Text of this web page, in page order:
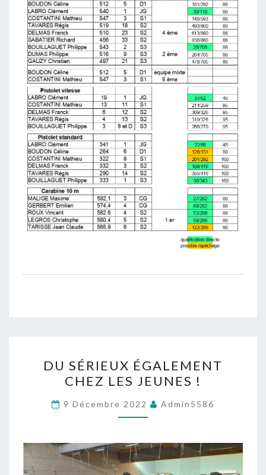
SÉRIEUX
ÉGALEMENT
CHEZ
LES
!
DU SÉRIEUX ÉGALEMENT
CHEZ LES JEUNES !
9 Décembre 2022 Admin5586